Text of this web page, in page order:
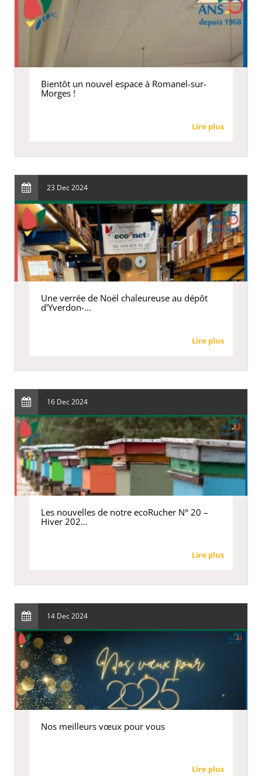
Bientôt un nouvel espace à Romanel-sur-
Morges !
Lire plus
23 Dec 2024
Une verrée de Noël chaleureuse au dépôt
d'Yverdon-...
Lire plus
16 Dec 2024
Les nouvelles de notre ecoRucher N° 20 –
Hiver 202...
Lire plus
14 Dec 2024
Nos meilleurs vœux pour vous
Lire plus